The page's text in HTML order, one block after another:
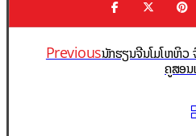
Previousນັກຮຽນຈີນໂມໂຫຫິວ
ຄູສອນ